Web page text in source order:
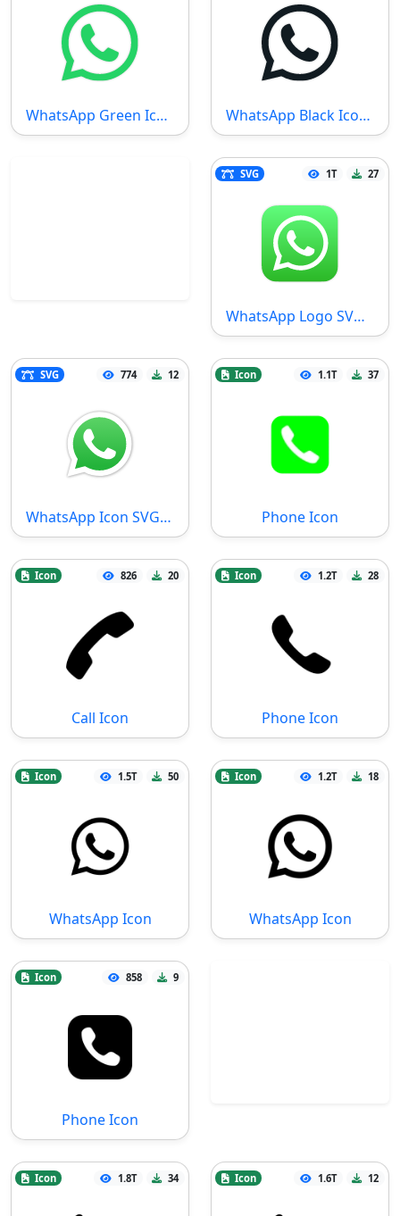
WhatsApp Green Icon SVG Datei WhatsApp Black Icon SVG Datei
SVG 1T 27
WhatsApp Logo SVG Datei
SVG 774 12
WhatsApp Icon SVG Datei
Icon 1.1T 37
Phone Icon
Icon 826 20
Call Icon
Icon 1.2T 28
Phone Icon
Icon 1.5T 50
WhatsApp Icon
Icon 1.2T 18
WhatsApp Icon
Icon 858 9
Phone Icon
Icon 1.8T 34 Icon 1.6T 12